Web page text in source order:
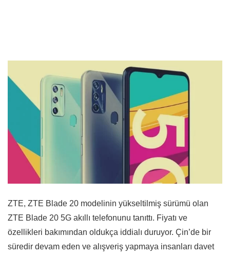
ZTE, ZTE Blade 20 modelinin yükseltilmiş sürümü olan
ZTE Blade 20 5G akıllı telefonunu tanıttı. Fiyatı ve
özellikleri bakımından oldukça iddialı duruyor. Çin’de bir
süredir devam eden ve alışveriş yapmaya insanları davet